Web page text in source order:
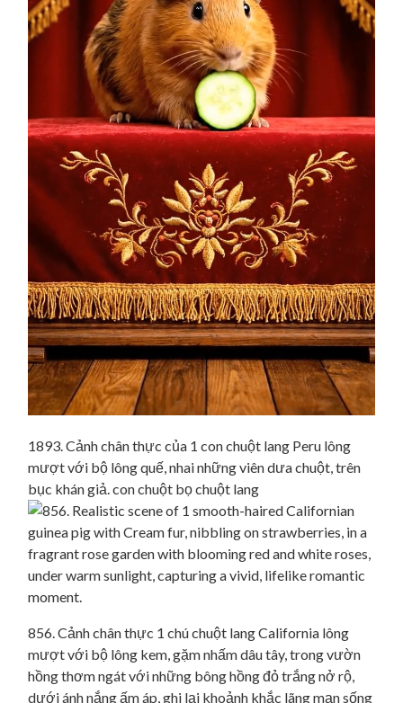
1893. Cảnh chân thực của 1 con chuột lang Peru lông
mượt với bộ lông quế, nhai những viên dưa chuột, trên
bục khán giả. con chuột bọ chuột lang
856. Cảnh chân thực 1 chú chuột lang California lông
mượt với bộ lông kem, gặm nhấm dâu tây, trong vườn
hồng thơm ngát với những bông hồng đỏ trắng nở rộ,
dưới ánh nắng ấm áp, ghi lại khoảnh khắc lãng mạn sống